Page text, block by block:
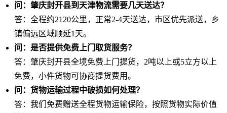
问：肇庆封开县到天津物流需要几天送达？
答：全程约2120公里，正常2-4天送达，市区优先派送，乡
镇偏远区域顺延1天。
问：是否提供免费上门取货服务？
答：肇庆封开县全境免费上门提货，2吨以上或5立方以上
免费，小件货物可协商提货费用。
问：货物运输过程中破损如何处理？
答：我们免费赠送全程货物运输保险，按照货物实际价值